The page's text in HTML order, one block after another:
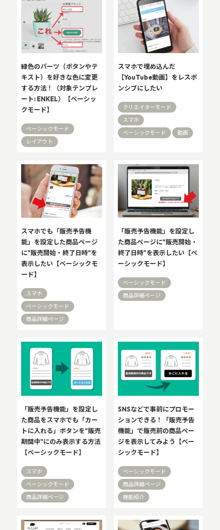
緑色のパーツ（ボタンやテ
キスト）を好きな色に変更
する方法！（対象テンプレ
ート: ENKEL）【ベーシッ
クモード】
ベーシックモード
レイアウト
スマホで埋め込んだ
【YouTube動画】をレスポ
ンシブにしたい
クリエイターモード
スマホ
ベーシックモード
動画
スマホでも「販売予告機
能」を設定した商品ページ
に"販売開始・終了日時"を
表示したい【ベーシックモ
ード】
スマホ
ベーシックモード
商品詳細ページ
「販売予告機能」を設定し
た商品ページに"販売開始・
終了日時"を表示したい【ベ
ーシックモード】
ベーシックモード
商品詳細ページ
「販売予告機能」を設定し
た商品をスマホでも「カー
トに入れる」ボタンを"販売
期間中"にのみ表示する方法
【ベーシックモード】
スマホ
ベーシックモード
商品詳細ページ
SNSなどで事前にプロモー
ションできる！「販売予告
機能」で販売前の商品ペー
ジを表示してみよう【ベー
シックモード】
ベーシックモード
商品詳細ページ
機能紹介